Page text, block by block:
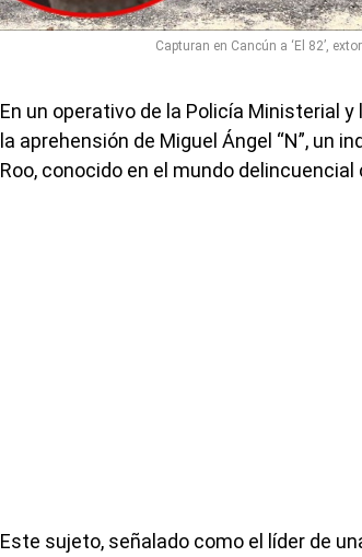
Capturan en Cancún a ‘El 82’,
En un operativo de la Policía Ministerial
la aprehensión de Miguel Ángel “N”, un
Roo, conocido en el mundo delincuencial
Este sujeto, señalado como el líder de